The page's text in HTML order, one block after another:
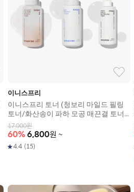
이니스프리
이니스프리 토너 (청보리 마일드 필링
토너/화산송이 파하 모공 매끈결 토너/
비자 트러블 토너)
17,000원
60% 6,800원 ~
4.4 (15)